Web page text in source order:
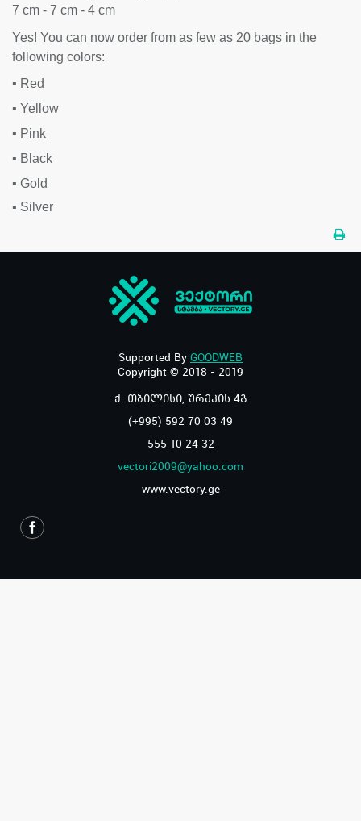
7 cm - 7 cm - 4 cm
Yes! You can now order from as few as 20 bags in the
following colors:
▪ Red
▪ Yellow
▪ Pink
▪ Black
▪ Gold
▪ Silver
Supported By GOODWEB
Copyright © 2018 - 2019
ქ. თბილისი, ურეკის 4გ
(+995) 592 70 03 49
555 10 24 32
vectori2009@yahoo.com
www.vectory.ge